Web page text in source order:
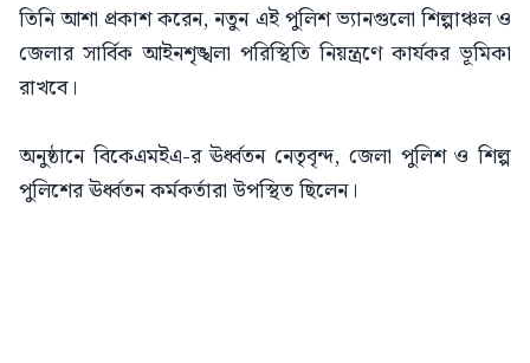
তিনি আশা প্রকাশ করেন, নতুন এই পুলিশ ভ্যানগুলো শিল্পাঞ্চল ও
জেলার সার্বিক আইনশৃঙ্খলা পরিস্থিতি নিয়ন্ত্রণে কার্যকর ভূমিকা
রাখবে।
অনুষ্ঠানে বিকেএমইএ-র ঊর্ধ্বতন নেতৃবৃন্দ, জেলা পুলিশ ও শিল্প
পুলিশের ঊর্ধ্বতন কর্মকর্তারা উপস্থিত ছিলেন।